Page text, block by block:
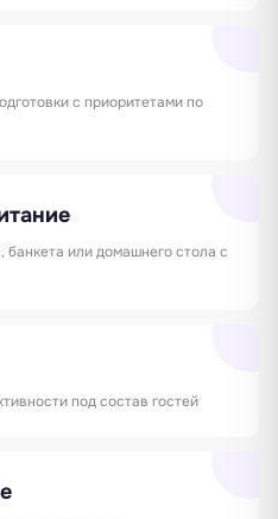
с приоритетами по
или домашнего стола с
под состав гостей